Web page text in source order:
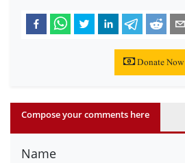
Donate Now
Compose your comments here
Name